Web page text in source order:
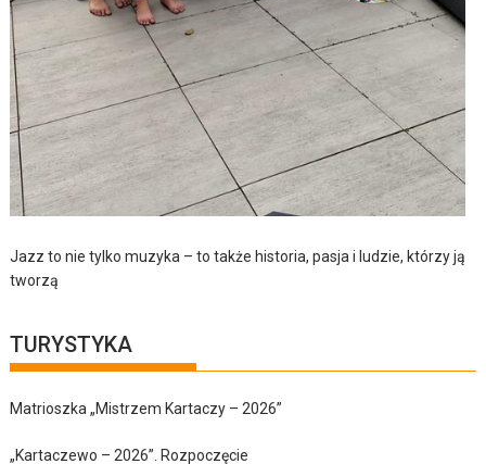
Jazz to nie tylko muzyka – to także historia, pasja i ludzie, którzy ją
tworzą
TURYSTYKA
Matrioszka „Mistrzem Kartaczy – 2026”
„Kartaczewo – 2026”. Rozpoczęcie